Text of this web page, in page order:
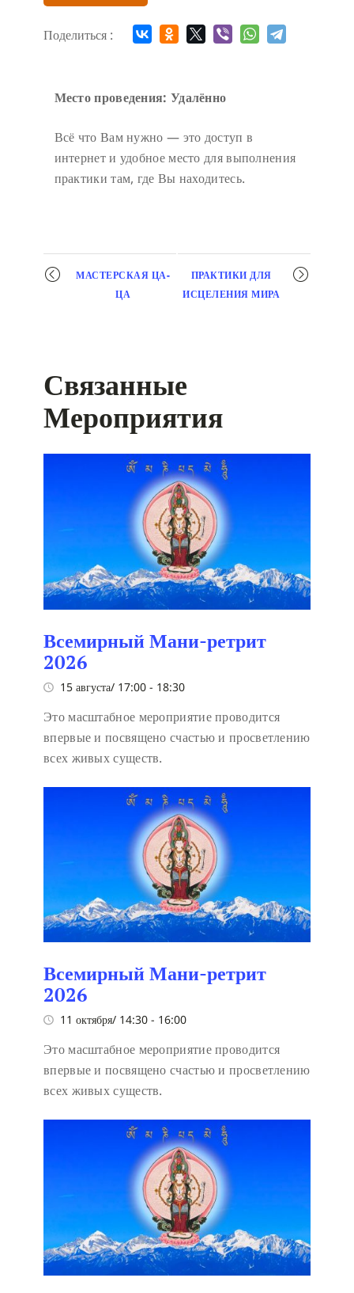
Поделиться :
Место проведения: Удалённо
Всё что Вам нужно — это доступ в
интернет и удобное место для выполнения
практики там, где Вы находитесь.
Мероприятие
навигация
МАСТЕРСКАЯ ЦА-
ЦА
ПРАКТИКИ ДЛЯ
ИСЦЕЛЕНИЯ МИРА
Связанные
Мероприятия
Всемирный Мани-ретрит
2026
15 августа/ 17:00 - 18:30
Это масштабное мероприятие проводится
впервые и посвящено счастью и просветлению
всех живых существ.
Всемирный Мани-ретрит
2026
11 октября/ 14:30 - 16:00
Это масштабное мероприятие проводится
впервые и посвящено счастью и просветлению
всех живых существ.